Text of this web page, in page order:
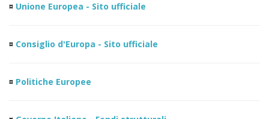
¤ Unione Europea - Sito ufficiale
¤ Consiglio d'Europa - Sito ufficiale
¤ Politiche Europee